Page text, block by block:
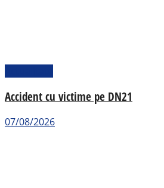
Accident cu victime pe DN21
07/08/2026